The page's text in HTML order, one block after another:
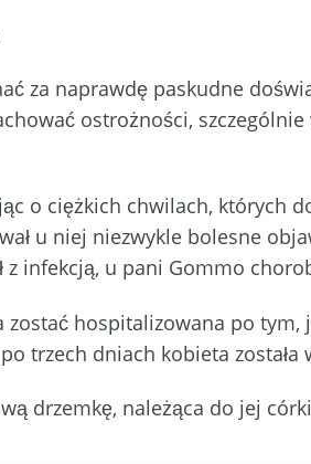
za naprawdę paskudne
ostrożności, szczególnie
o ciężkich chwilach, których
u niej niezwykle bolesne
infekcją, u pani Gommo
hospitalizowana po tym,
trzech dniach kobieta została
drzemkę, należąca do jej